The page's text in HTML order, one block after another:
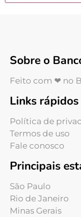
Sobre o
Feito com ❤ no
Links rápidos
Política de
Termos de uso
Fale conosco
Principais
São Paulo
Rio de Janeiro
Minas Gerais